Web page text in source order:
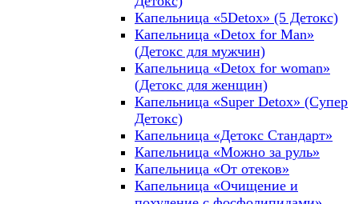
Капельница «5Detox» (5 Детокс)
Капельница «Detox for Man»
(Детокс для мужчин)
Капельница «Detox for woman»
(Детокс для женщин)
Капельница «Super Detox» (Супер
Детокс)
Капельница «Детокс Стандарт»
Капельница «Можно за руль»
Капельница «От отеков»
Капельница «Очищение и